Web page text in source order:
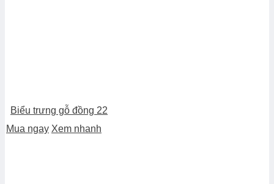
Biểu trưng gỗ đồng 22
Mua ngay Xem nhanh